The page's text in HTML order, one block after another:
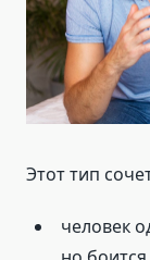
Этот тип
человек